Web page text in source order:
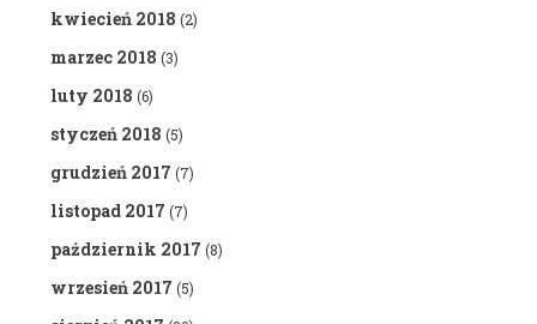
kwiecień 2018 (2)
marzec 2018 (3)
luty 2018 (6)
styczeń 2018 (5)
grudzień 2017 (7)
listopad 2017 (7)
październik 2017 (8)
wrzesień 2017 (5)